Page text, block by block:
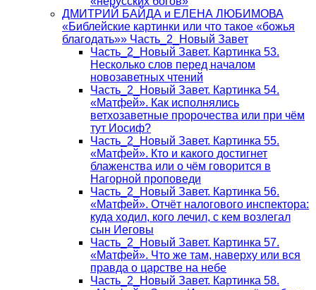
ДМИТРИЙ БАЙДА и ЕЛЕНА ЛЮБИМОВА
«Библейские картинки или что такое «божья
благодать»» Часть_2_Новый Завет
Часть_2_Новый Завет. Картинка 53.
Несколько слов перед началом
новозаветных чтений
Часть_2_Новый Завет. Картинка 54.
«Матфей». Как исполнялись
ветхозаветные пророчества или при чём
тут Иосиф?
Часть_2_Новый Завет. Картинка 55.
«Матфей». Кто и какого достигнет
блаженства или о чём говорится в
Нагорной проповеди
Часть_2_Новый Завет. Картинка 56.
«Матфей». Отчёт налогового инспектора:
куда ходил, кого лечил, с кем возлегал
сын Иеговы
Часть_2_Новый Завет. Картинка 57.
«Матфей». Что же там, наверху или вся
правда о царстве на небе
Часть_2_Новый Завет. Картинка 58.